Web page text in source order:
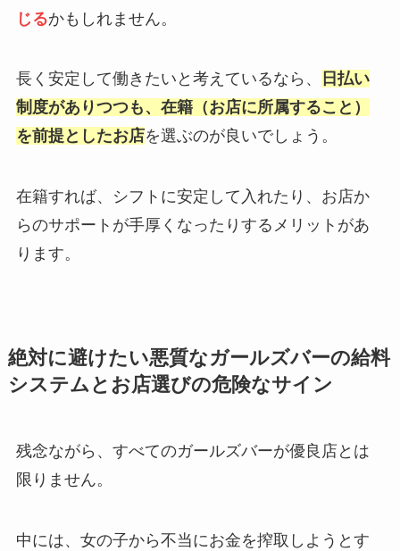
じるかもしれません。
長く安定して働きたいと考えているなら、
日払い
制度がありつつも、在籍（お店に所属すること）
を前提としたお店を選ぶのが良いでしょう。
在籍すれば、シフトに安定して入れたり、お店か
らのサポートが手厚くなったりするメリットがあ
ります。
絶対に避けたい悪質なガールズバーの給料
システムとお店選びの危険なサイン
残念ながら、すべてのガールズバーが優良店とは
限りません。
中には、女の子から不当にお金を搾取しようとす